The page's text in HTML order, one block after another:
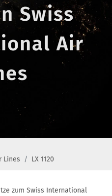
Swiss
Air
Lines
LX 1120
zum Swiss International